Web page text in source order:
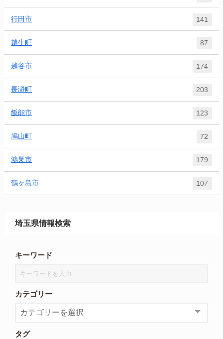
行田市 141
越生町 87
越谷市 174
長瀞町 203
飯能市 123
鳩山町 72
鴻巣市 179
鶴ヶ島市 107
埼玉県情報検索
キーワード
カテゴリー
タグ